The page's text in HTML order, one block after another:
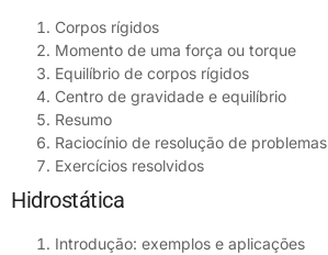
Corpos rígidos
Momento de uma força ou torque
Equilíbrio de corpos rígidos
Centro de gravidade e equilíbrio
Resumo
Raciocínio de resolução de problemas
Exercícios resolvidos
Hidrostática
Introdução: exemplos e aplicações